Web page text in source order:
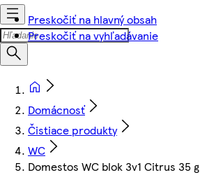
Preskočiť na hlavný obsah
Preskočiť na vyhľadávanie
Domácnosť
Čistiace produkty
WC
Domestos WC blok 3v1 Citrus 35 g